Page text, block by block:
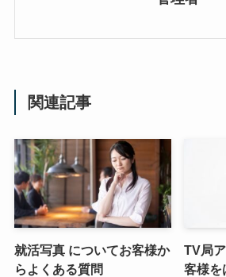
関連記事
就活写真 についてお客様か
らよくある質問
TV局
客様を